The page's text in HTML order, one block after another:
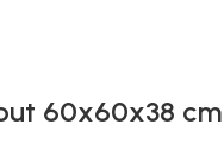
60x60x38 cm